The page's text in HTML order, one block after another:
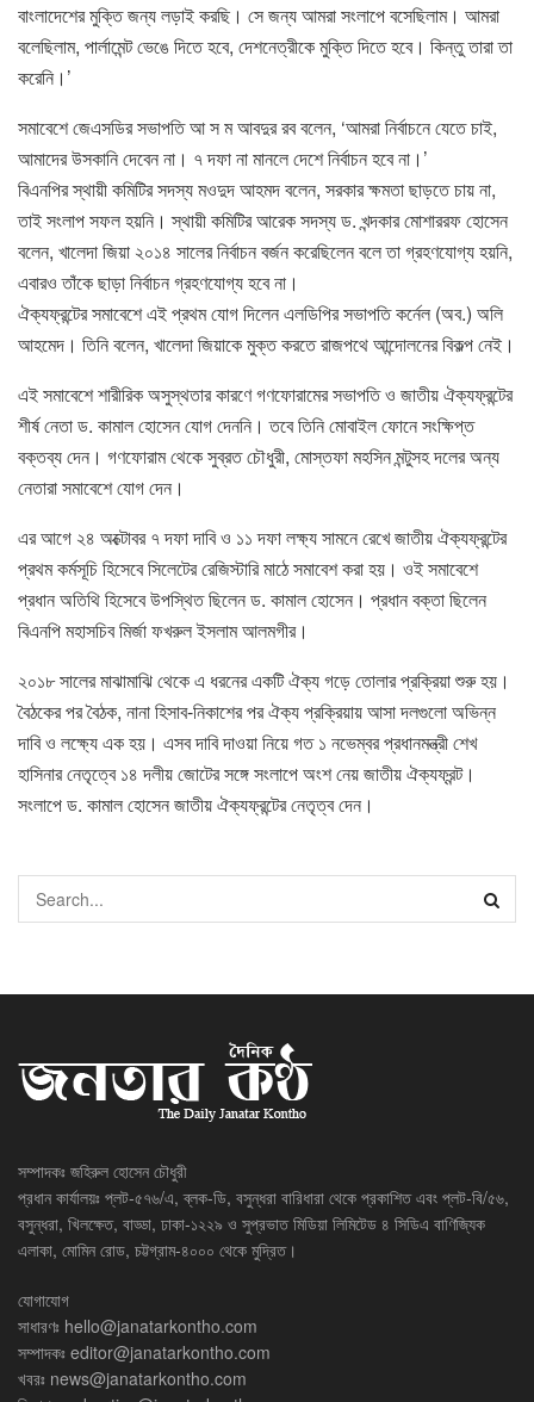
বাংলাদেশের মুক্তি জন্য লড়াই করছি। সে জন্য আমরা সংলাপে বসেছিলাম। আমরা
বলেছিলাম, পার্লামেন্ট ভেঙে দিতে হবে, দেশনেত্রীকে মুক্তি দিতে হবে। কিন্তু তারা তা
করেনি।’
সমাবেশে জেএসডির সভাপতি আ স ম আবদুর রব বলেন, ‘আমরা নির্বাচনে যেতে চাই,
আমাদের উসকানি দেবেন না। ৭ দফা না মানলে দেশে নির্বাচন হবে না।’
বিএনপির স্থায়ী কমিটির সদস্য মওদুদ আহমদ বলেন, সরকার ক্ষমতা ছাড়তে চায় না,
তাই সংলাপ সফল হয়নি। স্থায়ী কমিটির আরেক সদস্য ড. খন্দকার মোশাররফ হোসেন
বলেন, খালেদা জিয়া ২০১৪ সালের নির্বাচন বর্জন করেছিলেন বলে তা গ্রহণযোগ্য হয়নি,
এবারও তাঁকে ছাড়া নির্বাচন গ্রহণযোগ্য হবে না।
ঐক্যফ্রন্টের সমাবেশে এই প্রথম যোগ দিলেন এলডিপির সভাপতি কর্নেল (অব.) অলি
আহমেদ। তিনি বলেন, খালেদা জিয়াকে মুক্ত করতে রাজপথে আন্দোলনের বিকল্প নেই।
এই সমাবেশে শারীরিক অসুস্থতার কারণে গণফোরামের সভাপতি ও জাতীয় ঐক্যফ্রন্টের
শীর্ষ নেতা ড. কামাল হোসেন যোগ দেননি। তবে তিনি মোবাইল ফোনে সংক্ষিপ্ত
বক্তব্য দেন। গণফোরাম থেকে সুব্রত চৌধুরী, মোস্তফা মহসিন মন্টুসহ দলের অন্য
নেতারা সমাবেশে যোগ দেন।
এর আগে ২৪ অক্টোবর ৭ দফা দাবি ও ১১ দফা লক্ষ্য সামনে রেখে জাতীয় ঐক্যফ্রন্টের
প্রথম কর্মসূচি হিসেবে সিলেটের রেজিস্টারি মাঠে সমাবেশ করা হয়। ওই সমাবেশে
প্রধান অতিথি হিসেবে উপস্থিত ছিলেন ড. কামাল হোসেন। প্রধান বক্তা ছিলেন
বিএনপি মহাসচিব মির্জা ফখরুল ইসলাম আলমগীর।
২০১৮ সালের মাঝামাঝি থেকে এ ধরনের একটি ঐক্য গড়ে তোলার প্রক্রিয়া শুরু হয়।
বৈঠকের পর বৈঠক, নানা হিসাব-নিকাশের পর ঐক্য প্রক্রিয়ায় আসা দলগুলো অভিন্ন
দাবি ও লক্ষ্যে এক হয়। এসব দাবি দাওয়া নিয়ে গত ১ নভেম্বর প্রধানমন্ত্রী শেখ
হাসিনার নেতৃত্বে ১৪ দলীয় জোটের সঙ্গে সংলাপে অংশ নেয় জাতীয় ঐক্যফ্রন্ট।
সংলাপে ড. কামাল হোসেন জাতীয় ঐক্যফ্রন্টের নেতৃত্ব দেন।
সম্পাদকঃ জহিরুল হোসেন চৌধুরী
প্রধান কার্যালয়ঃ প্লট-৫৭৬/এ, ব্লক-ডি, বসুন্ধরা বারিধারা থেকে প্রকাশিত এবং প্লট-বি/৫৬,
বসুন্ধরা, খিলক্ষেত, বাড্ডা, ঢাকা-১২২৯ ও সুপ্রভাত মিডিয়া লিমিটেড ৪ সিডিএ বাণিজ্যিক
এলাকা, মোমিন রোড, চট্টগ্রাম-৪০০০ থেকে মুদ্রিত।
যোগাযোগ
সাধারণঃ hello@janatarkontho.com
সম্পাদকঃ editor@janatarkontho.com
খবরঃ news@janatarkontho.com